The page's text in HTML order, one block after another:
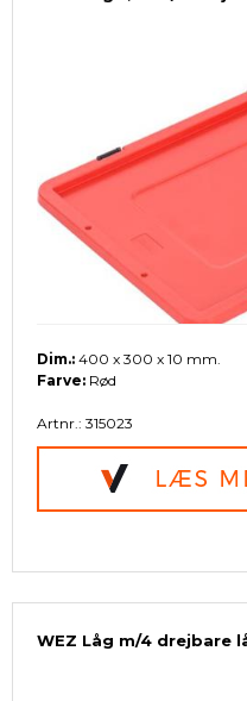
Dim.: 400 x 300 x 10 mm.
Farve: Rød
Artnr.: 315023
WEZ Låg m/4 drejbare